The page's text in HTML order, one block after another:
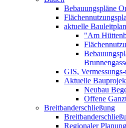
Bebauungspläne
aktuelle
"Am
GIS,
Aktuelle
Neubau
Offene
Breitbanderschließung
Regionaler